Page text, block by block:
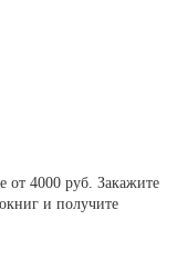
от 4000 руб. Закажите
и получите